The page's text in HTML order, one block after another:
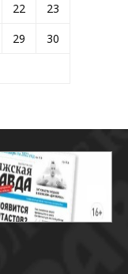
22
23
29
30